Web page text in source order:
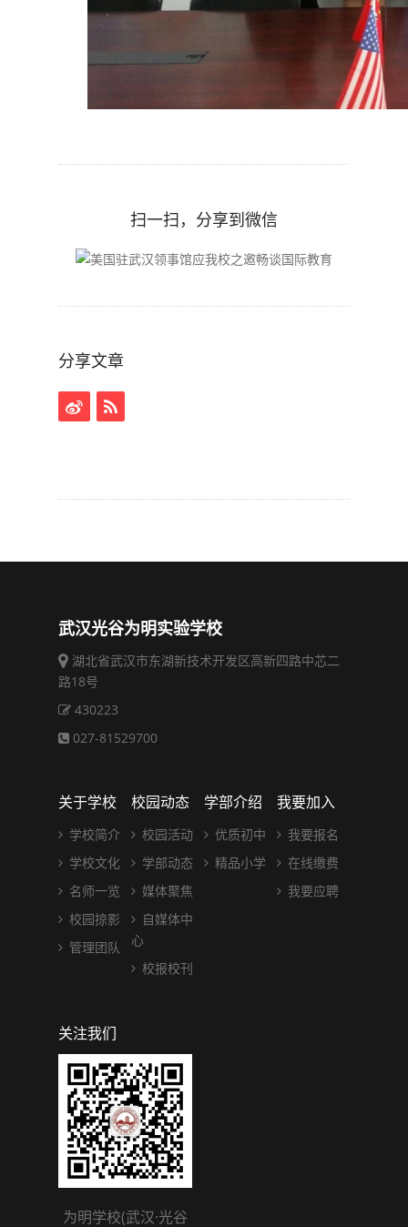
扫一扫，分享到微信
分享文章
武汉光谷为明实验学校
湖北省武汉市东湖新技术开发区高新四路中芯二
路18号
430223
027-81529700
关于学校
学校简介
学校文化
名师一览
校园掠影
管理团队
校园动态
校园活动
学部动态
媒体聚焦
自媒体中
心
校报校刊
学部介绍
优质初中
精品小学
我要加入
我要报名
在线缴费
我要应聘
关注我们
为明学校(武汉·光谷